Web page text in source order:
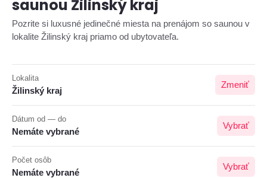
saunou Žilinský kraj
Pozrite si luxusné jedinečné miesta na prenájom so saunou v
lokalite Žilinský kraj priamo od ubytovateľa.
Lokalita
Žilinský kraj
Zmeniť
Dátum od — do
Nemáte vybrané
Vybrať
Počet osôb
Nemáte vybrané
Vybrať